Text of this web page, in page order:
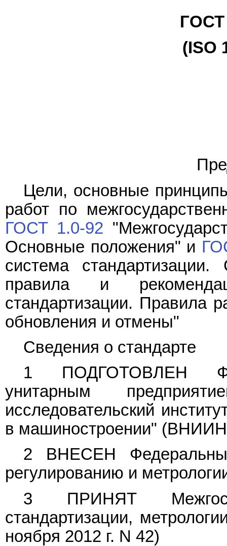
ГОСТ
(ISO
Цели, основные
работ по
ГОСТ 1.0-92
Основные положения" и
система стандартизации.
правила и
стандартизации. Правила
обновления и отмены"
Сведения о стандарте
1 ПОДГОТОВЛЕН
унитарным
исследовательский
в машиностроении"
2 ВНЕСЕН
регулированию и
3 ПРИНЯТ
стандартизации,
ноября 2012 г. N 42)